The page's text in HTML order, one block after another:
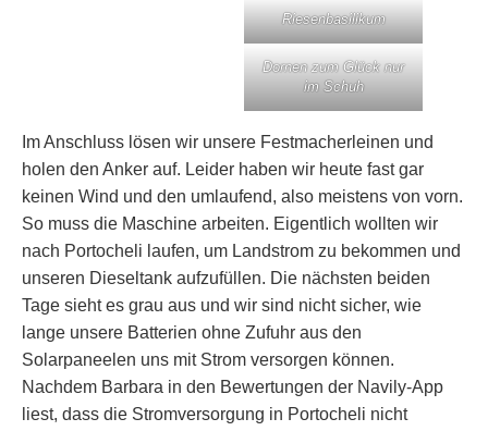
Riesenbasilikum
Dornen zum Glück nur
im Schuh
Im Anschluss lösen wir unsere Festmacherleinen und
holen den Anker auf. Leider haben wir heute fast gar
keinen Wind und den umlaufend, also meistens von vorn.
So muss die Maschine arbeiten. Eigentlich wollten wir
nach Portocheli laufen, um Landstrom zu bekommen und
unseren Dieseltank aufzufüllen. Die nächsten beiden
Tage sieht es grau aus und wir sind nicht sicher, wie
lange unsere Batterien ohne Zufuhr aus den
Solarpaneelen uns mit Strom versorgen können.
Nachdem Barbara in den Bewertungen der Navily-App
liest, dass die Stromversorgung in Portocheli nicht